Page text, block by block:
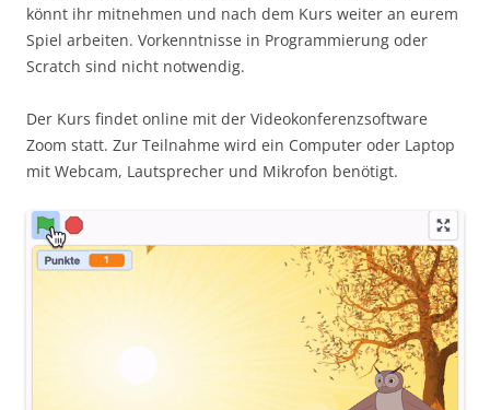
könnt ihr mitnehmen und nach dem Kurs weiter an eurem
Spiel arbeiten. Vorkenntnisse in Programmierung oder
Scratch sind nicht notwendig.
Der Kurs findet online mit der Videokonferenzsoftware
Zoom statt. Zur Teilnahme wird ein Computer oder Laptop
mit Webcam, Lautsprecher und Mikrofon benötigt.